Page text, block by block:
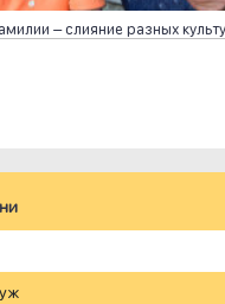
– слияние разных